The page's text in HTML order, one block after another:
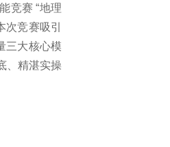
竞赛 “地理
竞赛吸引
三大核心模
、精湛实操